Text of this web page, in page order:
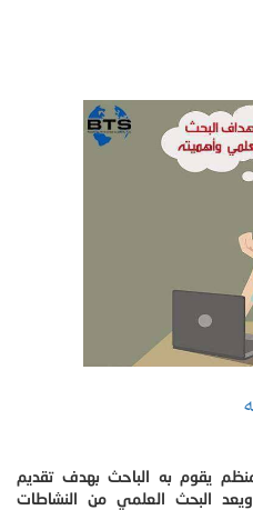
يقوم به الباحث بهدف تقديم
البحث العلمي من النشاطات